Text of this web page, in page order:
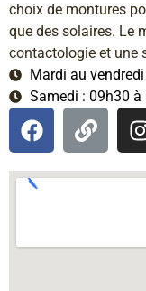
choix de montures
que des solaires. Le
contactologie et une
Mardi au
Samedi : 09h30